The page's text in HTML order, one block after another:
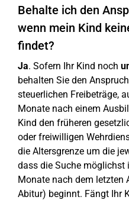
Behalte ich den
wenn mein Kind
findet?
Ja. Sofern Ihr Kind noch
behalten Sie den
steuerlichen Freibeträge,
Monate nach einem
Kind den früheren
oder freiwilligen
die Altersgrenze um die
dass die Suche möglichst
Monate nach dem letzten
Abitur) beginnt. Fängt Ihr